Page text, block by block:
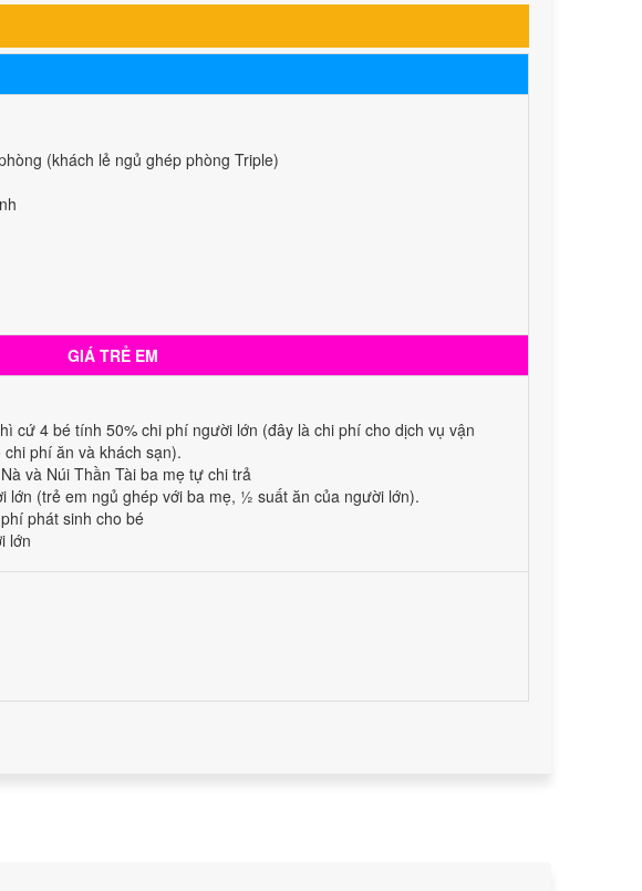
(khách lẻ ngủ ghép phòng Triple)
GIÁ TRẺ EM
cứ 4 bé tính 50% chi phí người lớn (đây là chi phí cho dịch vụ vận
phí ăn và khách sạn).
và Núi Thần Tài ba mẹ tự chi trả
lớn (trẻ em ngủ ghép với ba mẹ, ½ suất ăn của người lớn).
phát sinh cho bé
lớn